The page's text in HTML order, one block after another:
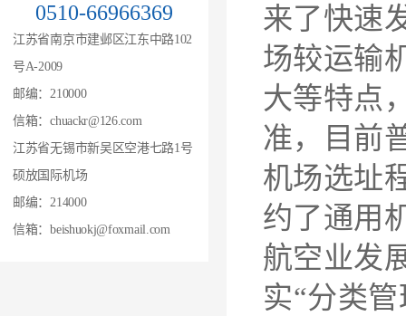
0510-66966369
江苏省南京市建邺区江东中路102
号A-2009
邮编：210000
信箱：chuackr@126.com
江苏省无锡市新吴区空港七路1号
硕放国际机场
邮编：214000
信箱：beishuokj@foxmail.com
来了快速
场较运输
大等特点
准，目前
机场选址
约了通用
航空业发
实“分类